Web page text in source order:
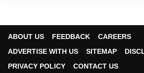
ABOUT US FEEDBACK
CAREERS
ADVERTISE WITH US
SITEMAP
PRIVACY POLICY
CONTACT US